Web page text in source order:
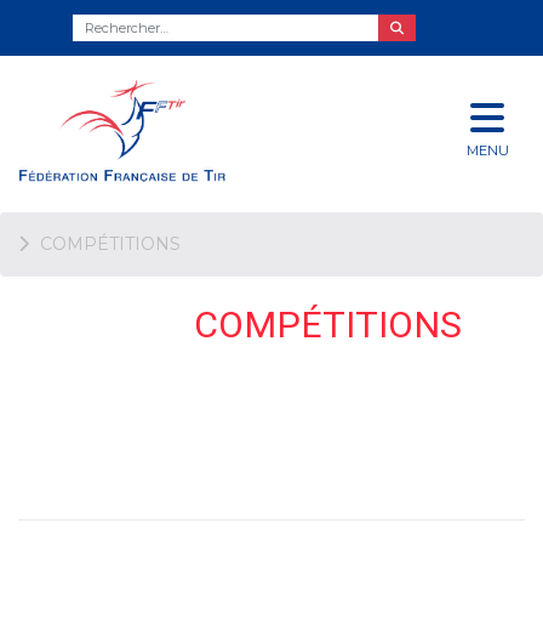
MENU
COMPÉTITIONS
COMPÉTITIONS